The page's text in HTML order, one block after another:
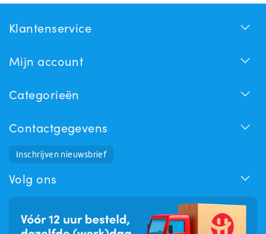
Klantenservice
Mijn account
Categorieën
Contactgegevens
Inschrijven nieuwsbrief
Volg ons